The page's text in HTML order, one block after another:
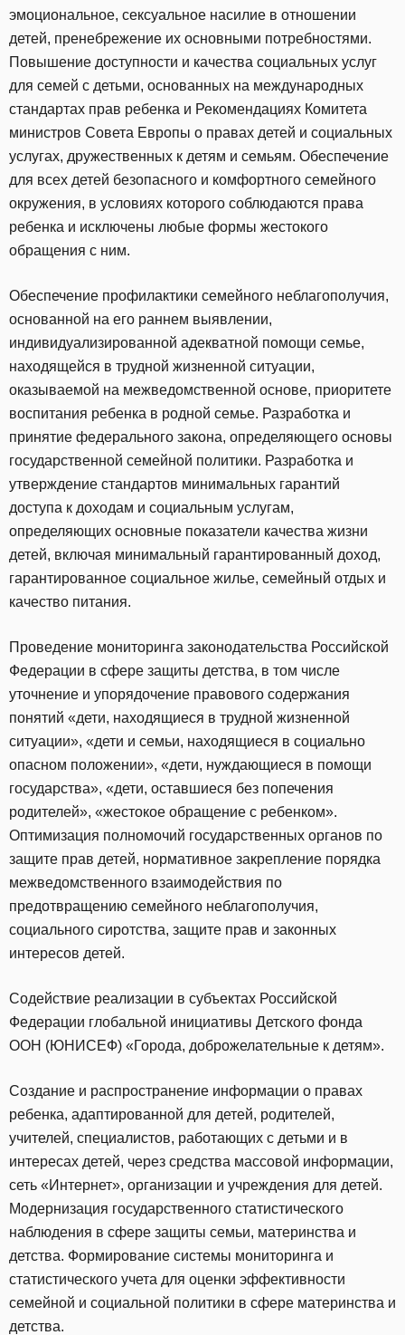
эмоциональное, сексуальное насилие в отношении
детей, пренебрежение их основными потребностями.
Повышение доступности и качества социальных услуг
для семей с детьми, основанных на международных
стандартах прав ребенка и Рекомендациях Комитета
министров Совета Европы о правах детей и социальных
услугах, дружественных к детям и семьям. Обеспечение
для всех детей безопасного и комфортного семейного
окружения, в условиях которого соблюдаются права
ребенка и исключены любые формы жестокого
обращения с ним.
Обеспечение профилактики семейного неблагополучия,
основанной на его раннем выявлении,
индивидуализированной адекватной помощи семье,
находящейся в трудной жизненной ситуации,
оказываемой на межведомственной основе, приоритете
воспитания ребенка в родной семье. Разработка и
принятие федерального закона, определяющего основы
государственной семейной политики. Разработка и
утверждение стандартов минимальных гарантий
доступа к доходам и социальным услугам,
определяющих основные показатели качества жизни
детей, включая минимальный гарантированный доход,
гарантированное социальное жилье, семейный отдых и
качество питания.
Проведение мониторинга законодательства Российской
Федерации в сфере защиты детства, в том числе
уточнение и упорядочение правового содержания
понятий «дети, находящиеся в трудной жизненной
ситуации», «дети и семьи, находящиеся в социально
опасном положении», «дети, нуждающиеся в помощи
государства», «дети, оставшиеся без попечения
родителей», «жестокое обращение с ребенком».
Оптимизация полномочий государственных органов по
защите прав детей, нормативное закрепление порядка
межведомственного взаимодействия по
предотвращению семейного неблагополучия,
социального сиротства, защите прав и законных
интересов детей.
Содействие реализации в субъектах Российской
Федерации глобальной инициативы Детского фонда
ООН (ЮНИСЕФ) «Города, доброжелательные к детям».
Создание и распространение информации о правах
ребенка, адаптированной для детей, родителей,
учителей, специалистов, работающих с детьми и в
интересах детей, через средства массовой информации,
сеть «Интернет», организации и учреждения для детей.
Модернизация государственного статистического
наблюдения в сфере защиты семьи, материнства и
детства. Формирование системы мониторинга и
статистического учета для оценки эффективности
семейной и социальной политики в сфере материнства и
детства.